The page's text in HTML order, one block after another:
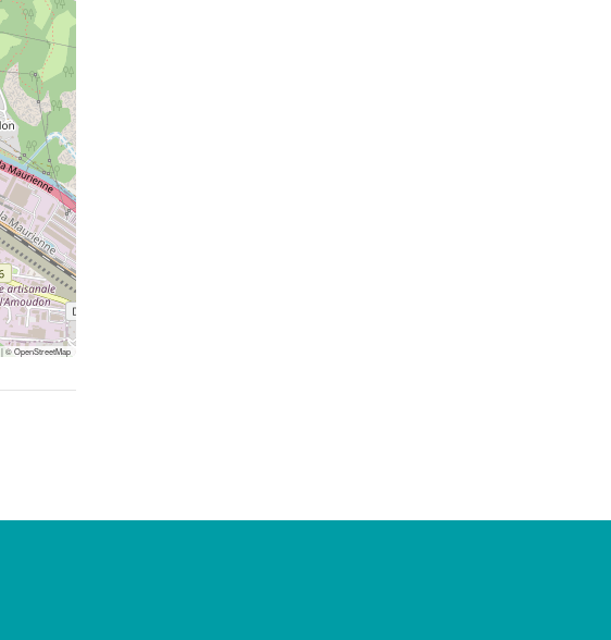
|©OpenStreetMap